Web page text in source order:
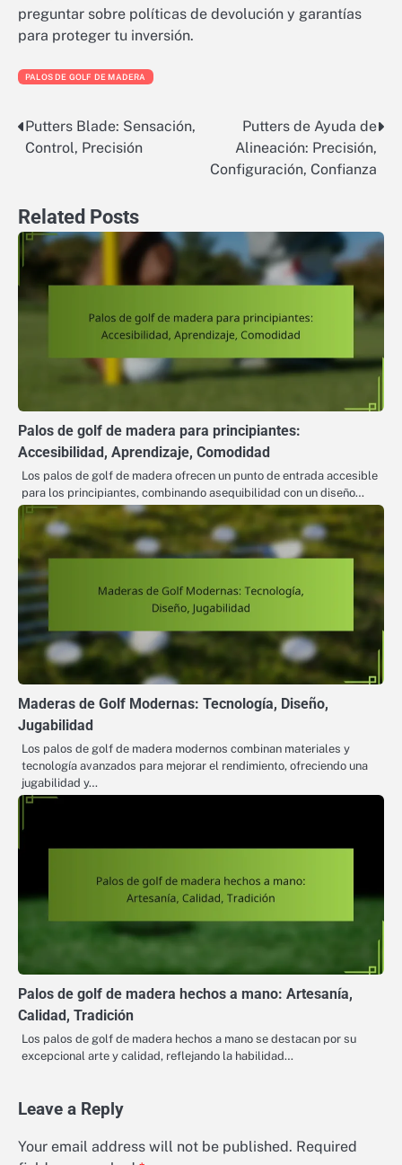
preguntar sobre políticas de devolución y garantías
para proteger tu inversión.
PALOS DE GOLF DE MADERA
Post
navigation
Putters Blade: Sensación,
Control, Precisión
Putters de Ayuda de
Alineación: Precisión,
Configuración, Confianza
Related Posts
Palos de golf de madera para principiantes:
Accesibilidad, Aprendizaje, Comodidad
Los palos de golf de madera ofrecen un punto de entrada accesible
para los principiantes, combinando asequibilidad con un diseño…
Maderas de Golf Modernas: Tecnología, Diseño,
Jugabilidad
Los palos de golf de madera modernos combinan materiales y
tecnología avanzados para mejorar el rendimiento, ofreciendo una
jugabilidad y…
Palos de golf de madera hechos a mano: Artesanía,
Calidad, Tradición
Los palos de golf de madera hechos a mano se destacan por su
excepcional arte y calidad, reflejando la habilidad…
Leave a Reply
Your email address will not be published. Required